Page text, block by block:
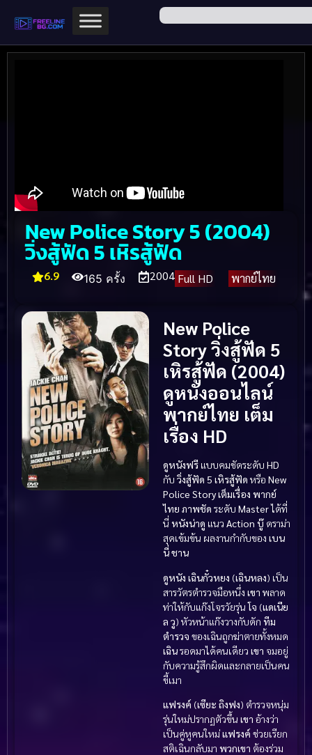
New Police Story 5 (2004)
วิ่งสู้ฟัด 5 เหิรสู้ฟัด
6.9 165 ครั้ง 2004 Full HD พากย์ไทย
New Police
Story วิ่งสู้ฟัด 5
เหิรสู้ฟัด (2004)
ดูหนังออนไลน์
พากย์ไทย เต็ม
เรื่อง HD
ดูหนังฟรี แบบคมชัดระดับ HD
กับ วิ่งสู้ฟัด 5 เหิรสู้ฟัด หรือ New
Police Storyเต็มเรื่อง พากย์
ไทย ภาพชัด ระดับ Masterได้ที่
นี่ หนังน่าดู แนว Action บู๊ ดราม่า
สุดเข้มข้น ผลงานกำกับของ เบน
นี่ ชาน
ดูหนัง เฉินกั๋วหยง (เฉินหลง) เป็น
สารวัตรตำรวจมือหนึ่ง เขา พลาด
ท่าให้กับแก๊งโจรวัยรุ่นโจ (แดเนีย
ล วู) หัวหน้าแก๊งวางกับดัก ทีม
ตำรวจ ของเฉินถูกฆ่าตายทั้งหมด
เฉินรอดมาได้คนเดียว เขา จมอยู่
กับความรู้สึกผิดและกลายเป็นคน
ขี้เมา
แฟรงค์ (เซียะ ถิงฟง) ตำรวจหนุ่ม
รุ่นใหม่ปรากฏตัวขึ้น เขา อ้างว่า
เป็นคู่หูคนใหม่แฟรงค์ช่วยเรียก
สติเฉินกลับมา พวกเขา ต้องร่วม